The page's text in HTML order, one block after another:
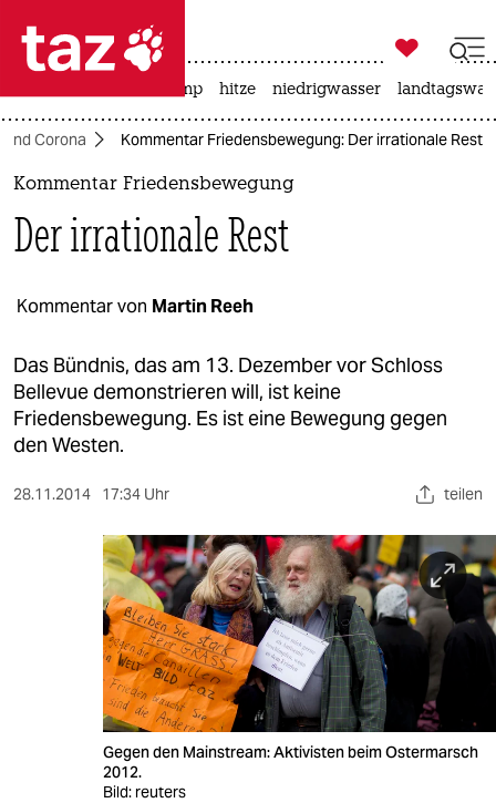
 taz zahl ich
taz zahl ich
politik
öko
gesellschaft
kultur
sport
berlin
wahrheit
veranstaltungen

taz zahl ich
usa unter trump hitze niedrigwasser
Corona Kommentar Friedensbewegung: Der irrationale Rest
Kommentar Friedensbewegung
Der irrationale Rest
Kommentar von Martin Reeh
Das Bündnis, das am 13. Dezember vor Schloss
Bellevue demonstrieren will, ist keine
Friedensbewegung. Es ist eine Bewegung gegen
den Westen.
28.11.2014 17:34 Uhr teilen
Gegen den Mainstream: Aktivisten beim Ostermarsch
2012.
Bild: reuters